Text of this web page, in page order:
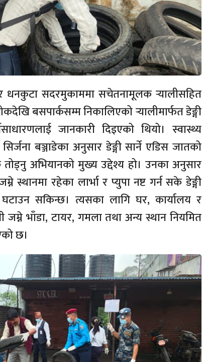
धनकुटा सदरमुकाममा सचेतनामूलक र्‍यालीसहित
बसपार्कसम्म निकालिएको र्‍यालीमार्फत डेङ्गी
जानकारी दिइएको थियो। स्वास्थ्य
बञ्जाडेका अनुसार डेङ्गी सार्ने एडिस जातको
तोड्नु अभियानको मुख्य उद्देश्य हो। उनका अनुसार
स्थानमा रहेका लार्भा र प्युपा नष्ट गर्न सके डेङ्गी
सकिन्छ। त्यसका लागि घर, कार्यालय र
जम्ने भाँडा, टायर, गमला तथा अन्य स्थान नियमित
छ।